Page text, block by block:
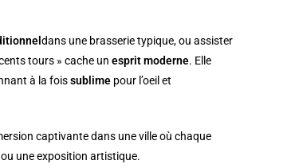
dans une brasserie typique, ou assister
tours » cache unesprit moderne. Elle
à la foissublime pour l’oeil et
captivante dans une ville où chaque
une exposition artistique.